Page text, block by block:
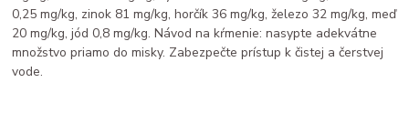
0,25 mg/kg, zinok 81 mg/kg, horčík 36 mg/kg, železo 32 mg/kg, meď
20 mg/kg, jód 0,8 mg/kg. Návod na kŕmenie: nasypte adekvátne
množstvo priamo do misky. Zabezpečte prístup k čistej a čerstvej
vode.